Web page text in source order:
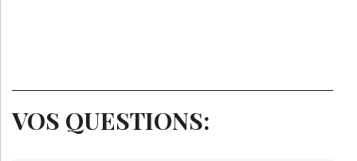
VOS QUESTIONS: